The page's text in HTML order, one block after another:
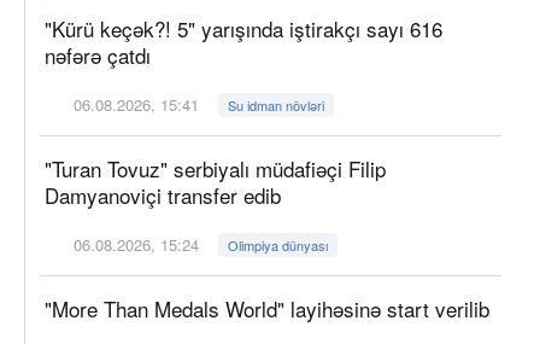
"Kürü keçək?! 5" yarışında iştirakçı sayı 616
nəfərə çatdı
06.08.2026, 15:41 Su idman növləri
"Turan Tovuz" serbiyalı müdafiəçi Filip
Damyanoviçi transfer edib
06.08.2026, 15:24 Olimpiya dünyası
"More Than Medals World" layihəsinə start verilib